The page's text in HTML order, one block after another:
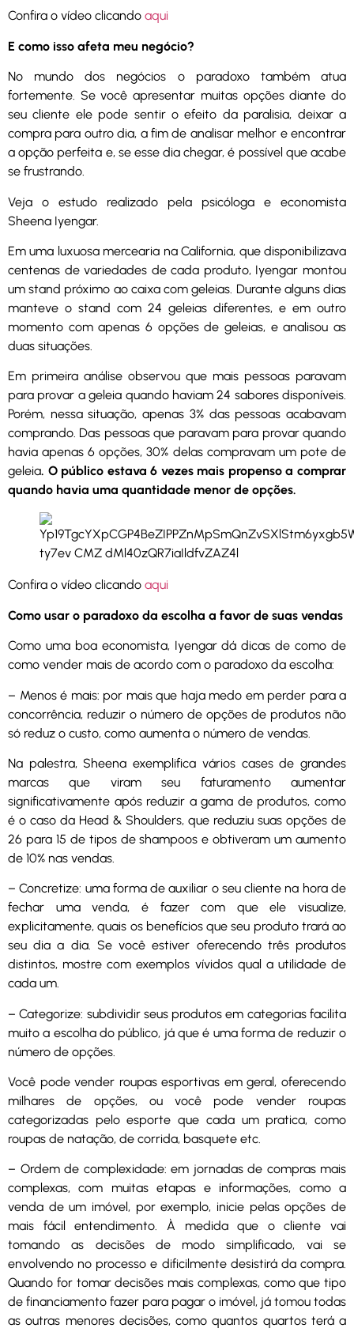
Confira o vídeo clicando aqui
E como isso afeta meu negócio?
No mundo dos negócios o paradoxo também atua
fortemente. Se você apresentar muitas opções diante do
seu cliente ele pode sentir o efeito da paralisia, deixar a
compra para outro dia, a fim de analisar melhor e encontrar
a opção perfeita e, se esse dia chegar, é possível que acabe
se frustrando.
Veja o estudo realizado pela psicóloga e economista
Sheena Iyengar.
Em uma luxuosa mercearia na California, que disponibilizava
centenas de variedades de cada produto, Iyengar montou
um stand próximo ao caixa com geleias. Durante alguns dias
manteve o stand com 24 geleias diferentes, e em outro
momento com apenas 6 opções de geleias, e analisou as
duas situações.
Em primeira análise observou que mais pessoas paravam
para provar a geleia quando haviam 24 sabores disponíveis.
Porém, nessa situação, apenas 3% das pessoas acabavam
comprando. Das pessoas que paravam para provar quando
havia apenas 6 opções, 30% delas compravam um pote de
geleia. O público estava 6 vezes mais propenso a comprar
quando havia uma quantidade menor de opções.
Confira o vídeo clicando aqui
Como usar o paradoxo da escolha a favor de suas vendas
Como uma boa economista, Iyengar dá dicas de como de
como vender mais de acordo com o paradoxo da escolha:
– Menos é mais: por mais que haja medo em perder para a
concorrência, reduzir o número de opções de produtos não
só reduz o custo, como aumenta o número de vendas.
Na palestra, Sheena exemplifica vários cases de grandes
marcas que viram seu faturamento aumentar
significativamente após reduzir a gama de produtos, como
é o caso da Head & Shoulders, que reduziu suas opções de
26 para 15 de tipos de shampoos e obtiveram um aumento
de 10% nas vendas.
– Concretize: uma forma de auxiliar o seu cliente na hora de
fechar uma venda, é fazer com que ele visualize,
explicitamente, quais os benefícios que seu produto trará ao
seu dia a dia. Se você estiver oferecendo três produtos
distintos, mostre com exemplos vívidos qual a utilidade de
cada um.
– Categorize: subdividir seus produtos em categorias facilita
muito a escolha do público, já que é uma forma de reduzir o
número de opções.
Você pode vender roupas esportivas em geral, oferecendo
milhares de opções, ou você pode vender roupas
categorizadas pelo esporte que cada um pratica, como
roupas de natação, de corrida, basquete etc.
– Ordem de complexidade: em jornadas de compras mais
complexas, com muitas etapas e informações, como a
venda de um imóvel, por exemplo, inicie pelas opções de
mais fácil entendimento. À medida que o cliente vai
tomando as decisões de modo simplificado, vai se
envolvendo no processo e dificilmente desistirá da compra.
Quando for tomar decisões mais complexas, como que tipo
de financiamento fazer para pagar o imóvel, já tomou todas
as outras menores decisões, como quantos quartos terá a